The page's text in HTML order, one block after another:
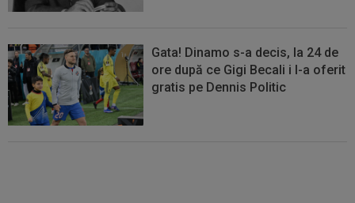
Gata! Dinamo s-a decis, la 24 de
ore după ce Gigi Becali i l-a oferit
gratis pe Dennis Politic